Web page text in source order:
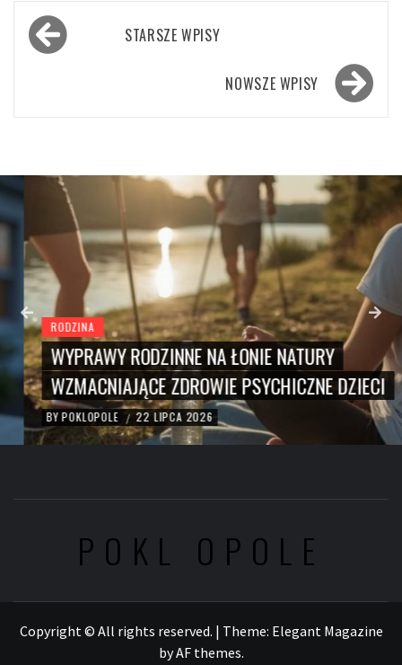
Nawigacja
po STARSZE WPISY
NOWSZE WPISY
RODZINA
WYPRAWY RODZINNE NA ŁONIE NATURY
WZMACNIAJĄCE ZDROWIE PSYCHICZNE DZIECI
BY POKLOPOLE / 22 LIPCA 2026
POKL OPOLE
Copyright © All rights reserved. | Theme: Elegant Magazine
byAF themes.